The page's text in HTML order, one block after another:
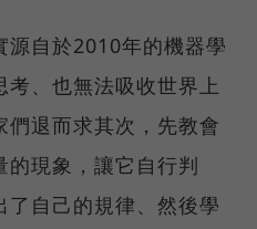
源自於2010年的機器學
、也無法吸收世界上
們退而求其次，先教會
現象，讓它自行判
自己的規律、然後學